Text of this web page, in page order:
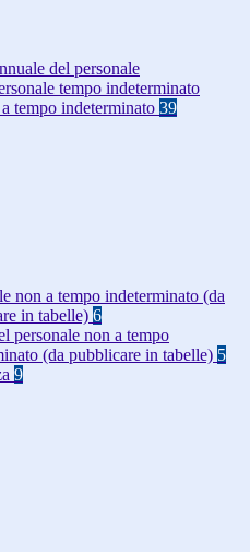
del personale
tempo indeterminato
tempo indeterminato 39
non a tempo indeterminato (da
in tabelle) 6
personale non a tempo
(da pubblicare in tabelle) 5
9